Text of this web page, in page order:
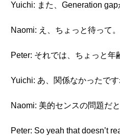
Yuichi: また、Generation gap
Naomi: え、ちょっと待って。
Peter: それでは、ちょっと年
Yuichi: あ、関係なかったです
Naomi: 美的センスの問題だ
Peter: So yeah that doesn’t